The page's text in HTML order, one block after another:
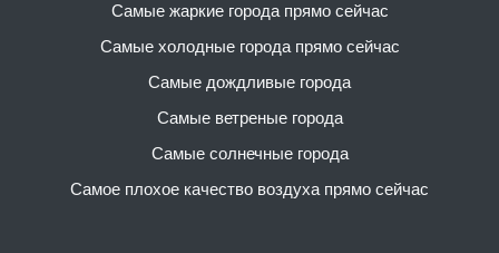
Самые жаркие города прямо сейчас
Самые холодные города прямо сейчас
Самые дождливые города
Самые ветреные города
Самые солнечные города
Самое плохое качество воздуха прямо сейчас